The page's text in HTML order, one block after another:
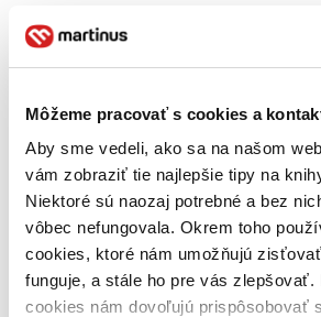
Môžeme pracovať s cookies a
Aby sme vedeli, ako sa na našom
vám zobraziť tie najlepšie tipy na
Niektoré sú naozaj potrebné a bez
vôbec nefungovala. Okrem toho
cookies, ktoré nám umožňujú
funguje, a stále ho pre vás zlepšovať.
cookies nám dovoľujú prispôsobovať
Zoradiť
Bestsellery
Top hodnotené
Novinky
Najdrahšie
Najlacnejšie
Najvyššia zľava
Použité filtre
Zrušiť filtre